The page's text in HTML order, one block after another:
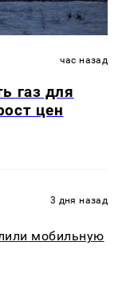
час назад
газ для
цен
3 дня назад
мобильную